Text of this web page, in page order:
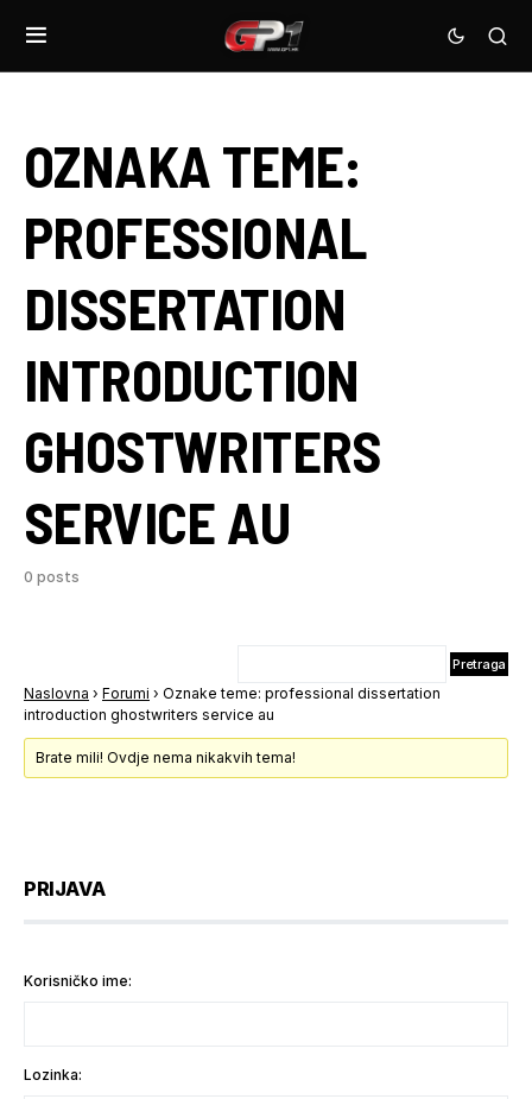
OZNAKA TEME:
PROFESSIONAL
DISSERTATION
INTRODUCTION
GHOSTWRITERS
SERVICE AU
0 posts
Naslovna › Forumi › Oznake teme: professional dissertation
introduction ghostwriters service au
Brate mili! Ovdje nema nikakvih tema!
PRIJAVA
Korisničko ime:
Lozinka: